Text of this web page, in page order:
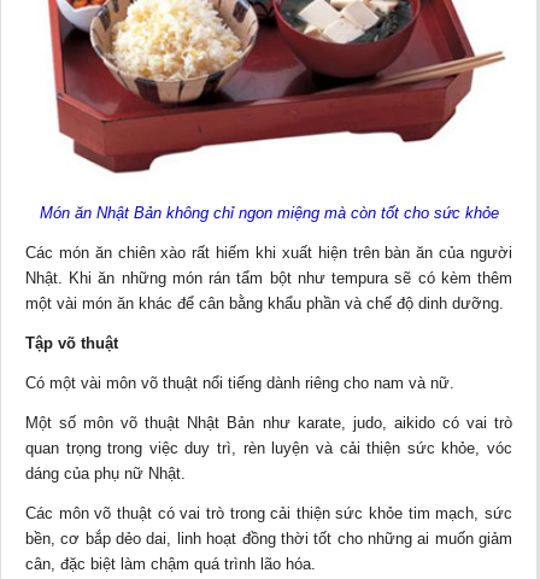
Món ăn Nhật Bản không chỉ ngon miệng mà còn tốt cho sức khỏe
Các món ăn chiên xào rất hiếm khi xuất hiện trên bàn ăn của người
Nhật. Khi ăn những món rán tẩm bột như tempura sẽ có kèm thêm
một vài món ăn khác để cân bằng khẩu phần và chế độ dinh dưỡng.
Tập võ thuật
Có một vài môn võ thuật nổi tiếng dành riêng cho nam và nữ.
Một số môn võ thuật Nhật Bản như karate, judo, aikido có vai trò
quan trọng trong việc duy trì, rèn luyện và cải thiện sức khỏe, vóc
dáng của phụ nữ Nhật.
Các môn võ thuật có vai trò trong cải thiện sức khỏe tim mạch, sức
bền, cơ bắp dẻo dai, linh hoạt đồng thời tốt cho những ai muốn giảm
cân, đặc biệt làm chậm quá trình lão hóa.